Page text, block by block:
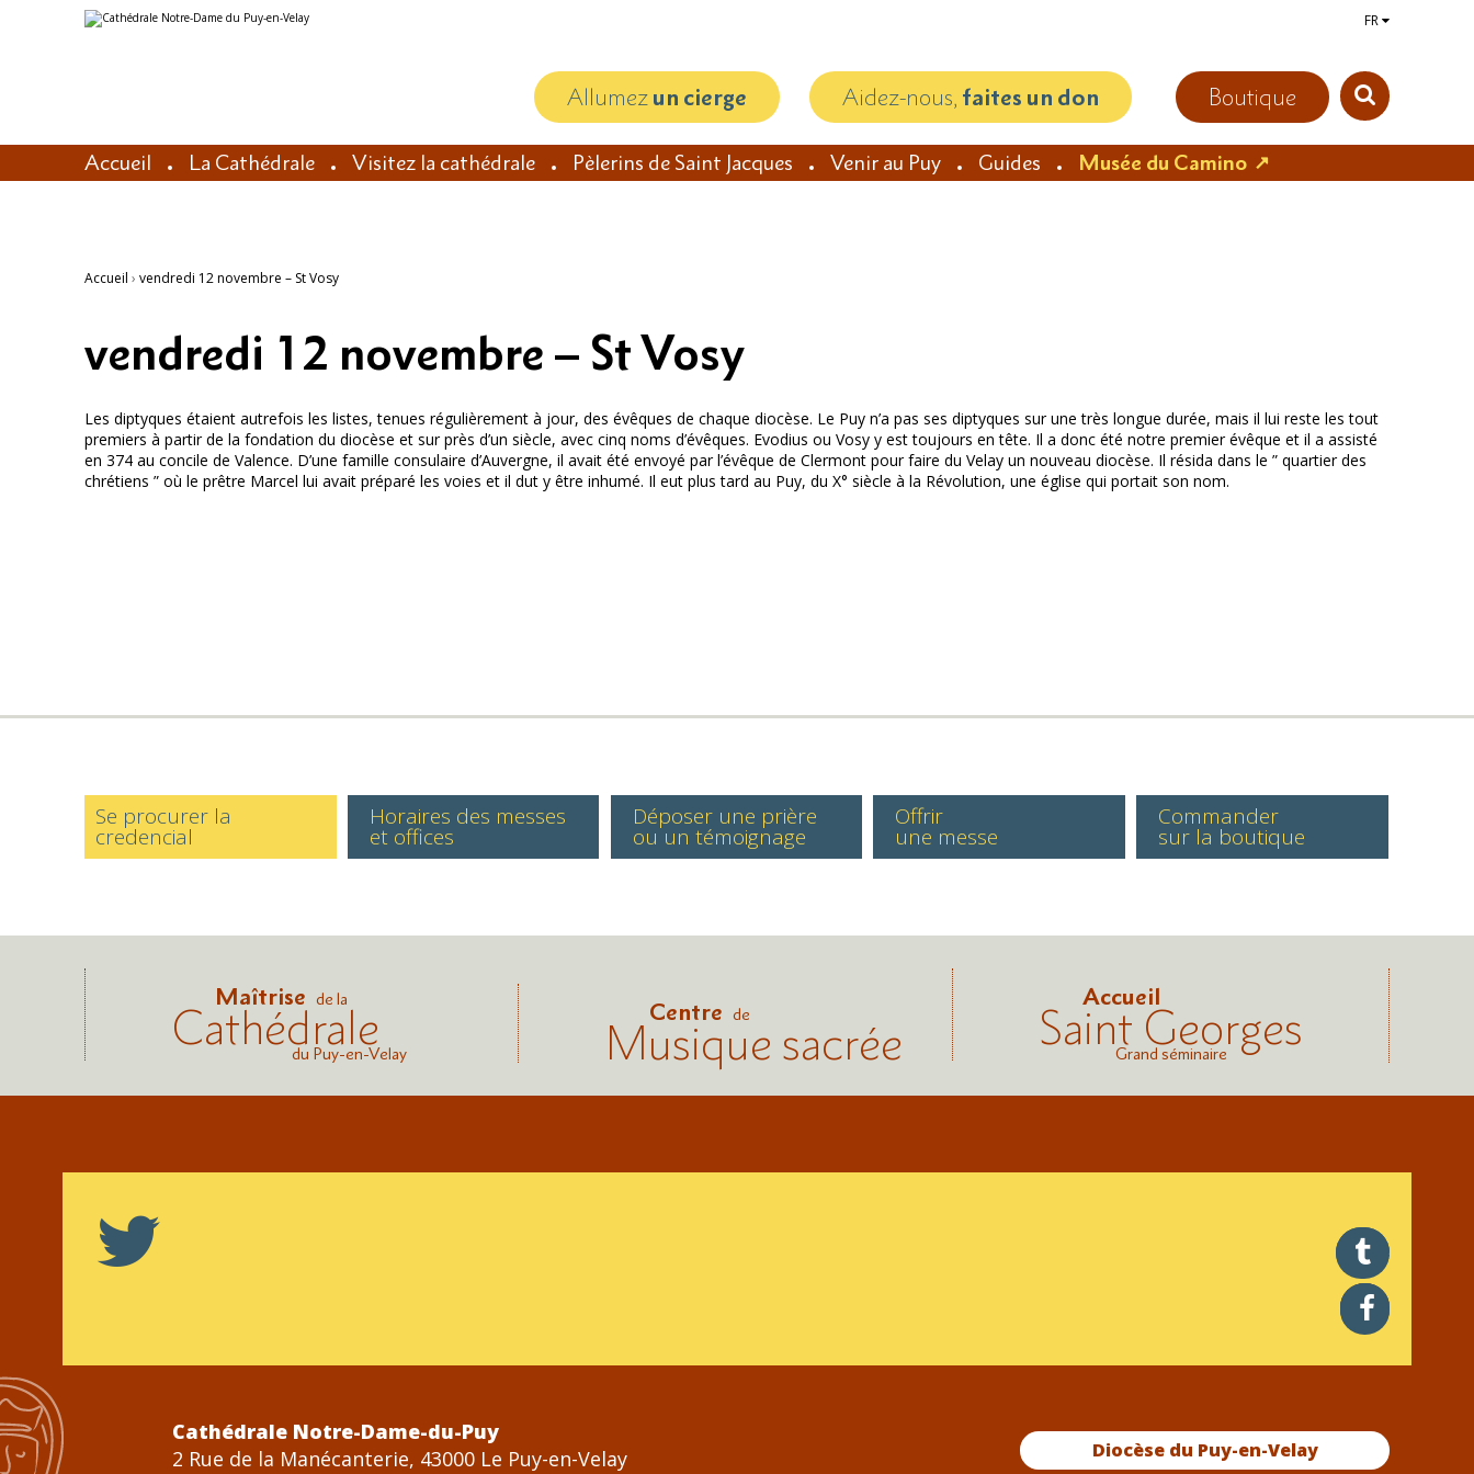
Aller
au
Outils
personnels
FR
Boutique
Allumezun cierge Aidez-nous, faites un don
Accueil La Cathédrale Visitez la cathédrale Pèlerins de Saint Jacques Venir au Puy Guides Musée du Camino
Accueil › vendredi 12 novembre – St Vosy
vendredi 12 novembre – St Vosy
Les diptyques étaient autrefois les listes, tenues régulièrement à jour, des évêques de chaque diocèse. Le Puy n’a pas ses diptyques sur une très longue durée, mais il lui reste les tout
premiers à partir de la fondation du diocèse et sur près d’un siècle, avec cinq noms d’évêques. Evodius ou Vosy y est toujours en tête. Il a donc été notre premier évêque et il a assisté
en 374 au concile de Valence. D’une famille consulaire d’Auvergne, il avait été envoyé par l’évêque de Clermont pour faire du Velay un nouveau diocèse. Il résida dans le ” quartier des
chrétiens ” où le prêtre Marcel lui avait préparé les voies et il dut y être inhumé. Il eut plus tard au Puy, du X° siècle à la Révolution, une église qui portait son nom.
Se procurer la
credencial
Horaires des messes
et offices
Déposer une prière
ou un témoignage
Offrir
une messe
Commander
sur la boutique
Maîtrise de la
Cathédrale
du Puy-en-Velay
Centre de
Musique sacrée
Accueil
Saint Georges
Grand séminaire
twitter
facebook
Diocèse du Puy-en-Velay
Cathédrale Notre-Dame-du-Puy
2 Rue de la Manécanterie, 43000 Le Puy-en-Velay